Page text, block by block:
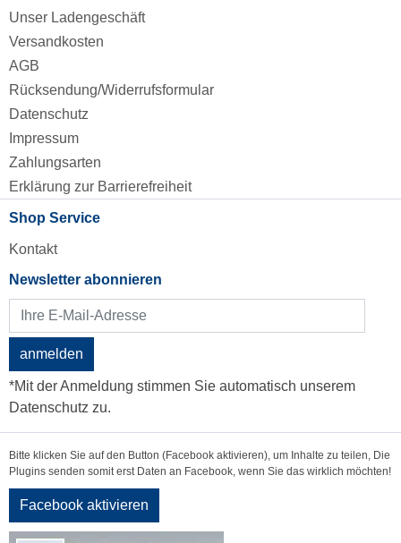
Unser Ladengeschäft
Versandkosten
AGB
Rücksendung/Widerrufsformular
Datenschutz
Impressum
Zahlungsarten
Erklärung zur Barrierefreiheit
Shop Service
Kontakt
Newsletter abonnieren
anmelden
*Mit der Anmeldung stimmen Sie automatisch unserem
Datenschutz zu.
Bitte klicken Sie auf den Button (Facebook aktivieren), um Inhalte zu teilen, Die
Plugins senden somit erst Daten an Facebook, wenn Sie das wirklich möchten!
Facebook aktivieren